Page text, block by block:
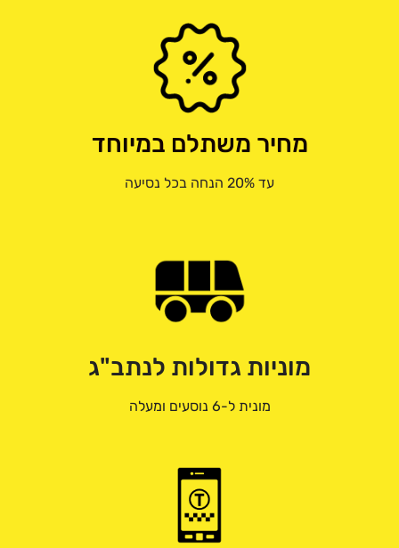
מחיר משתלם במיוחד
עד 20% הנחה בכל נסיעה
מוניות גדולות לנתב"ג
מונית ל-6 נוסעים ומעלה